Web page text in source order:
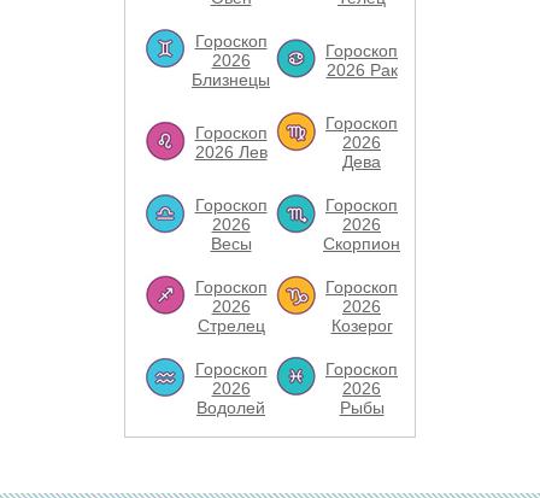
Гороскоп
2026
Близнецы
Гороскоп
2026 Рак
Гороскоп
2026 Лев
Гороскоп
2026
Дева
Гороскоп
2026
Весы
Гороскоп
2026
Скорпион
Гороскоп
2026
Стрелец
Гороскоп
2026
Козерог
Гороскоп
2026
Водолей
Гороскоп
2026
Рыбы